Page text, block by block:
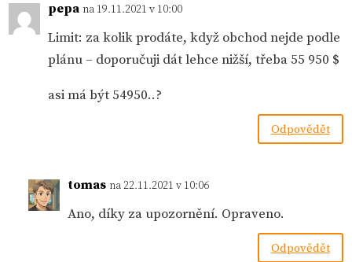
pepa na 19.11.2021 v 10:00
Limit: za kolik prodáte, když obchod nejde podle
plánu – doporučuji dát lehce nižší, třeba 55 950 $
asi má být 54950..?
Odpovědět
tomas na 22.11.2021 v 10:06
Ano, díky za upozornění. Opraveno.
Odpovědět